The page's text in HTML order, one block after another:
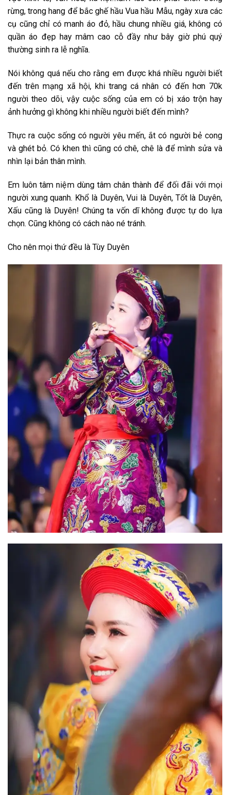
rừng, trong hang để bắc ghế hầu Vua hầu Mẫu, ngày xưa các
cụ cũng chỉ có manh áo đỏ, hầu chung nhiều giá, không có
quần áo đẹp hay mâm cao cỗ đầy như bây giờ phú quý
thường sinh ra lễ nghĩa.
Nói không quá nếu cho rằng em được khá nhiều người biết
đến trên mạng xã hội, khi trang cá nhân có đến hơn 70k
người theo dõi, vậy cuộc sống của em có bị xáo trộn hay
ảnh hưởng gì không khi nhiều người biết đến mình?
Thực ra cuộc sống có người yêu mến, ắt có người bẻ cong
và ghét bỏ. Có khen thì cũng có chê, chê là để mình sửa và
nhìn lại bản thân mình.
Em luôn tâm niệm dùng tâm chân thành để đối đãi với mọi
người xung quanh. Khổ là Duyên, Vui là Duyên, Tốt là Duyên,
Xấu cũng là Duyên! Chúng ta vốn dĩ không được tự do lựa
chọn. Cũng không có cách nào né tránh.
Cho nên mọi thứ đều là Tùy Duyên